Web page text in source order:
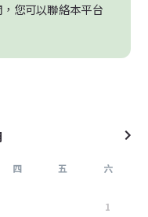
您可以聯絡本平台
四 五 六
1